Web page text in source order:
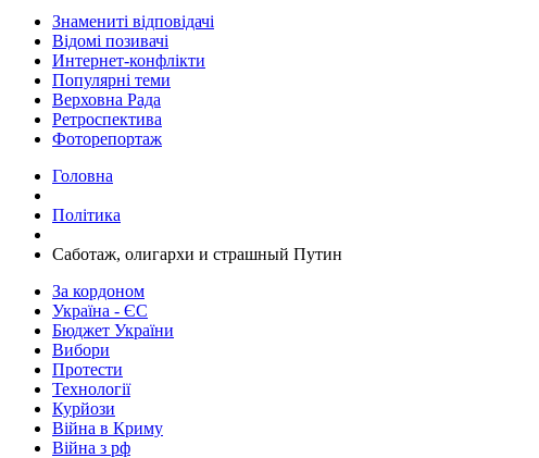
Знамениті відповідачі
Відомі позивачі
Интернет-конфлікти
Популярні теми
Верховна Рада
Ретроспектива
Фоторепортаж
Головна
Політика
Саботаж, олигархи и страшный Путин
За кордоном
Україна - ЄС
Бюджет України
Вибори
Протести
Технології
Курйози
Війна в Криму
Війна з рф